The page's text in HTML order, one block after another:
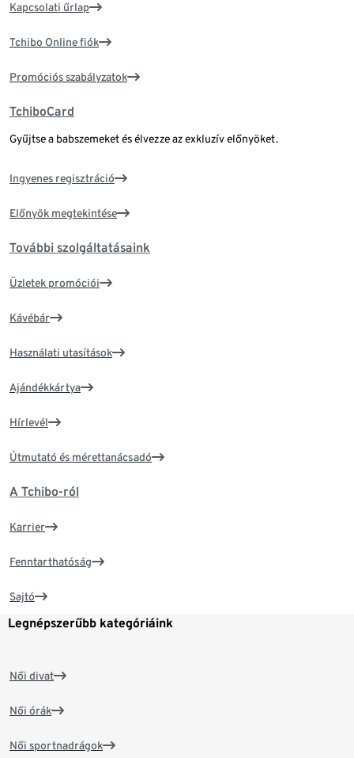
Kapcsolati űrlap
Tchibo Online fiók
Promóciós szabályzatok
TchiboCard
Gyűjtse a babszemeket és élvezze az exkluzív előnyöket.
Ingyenes regisztráció
Előnyök megtekintése
További szolgáltatásaink
Üzletek promóciói
Kávébár
Használati utasítások
Ajándékkártya
Hírlevél
Útmutató és mérettanácsadó
A Tchibo-ról
Karrier
Fenntarthatóság
Sajtó
Legnépszerűbb kategóriáink
Női divat
Női órák
Női sportnadrágok